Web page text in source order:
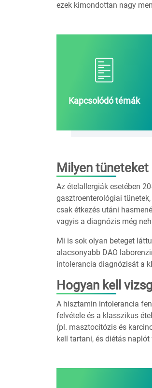
ezek kimondottan nagy
Kapcsolódó témák
Milyen
Az ételallergiák esetében
gasztroenterológiai
csak étkezés utáni
vagyis a diagnózis még
Mi is sok olyan beteget
alacsonyabb DAO
intolerancia diagnózisát a
Hogyan kell
A hisztamin intolerancia
felvétele és a klasszikus
(pl. masztocitózis és
kell tartani, és diétás naplót